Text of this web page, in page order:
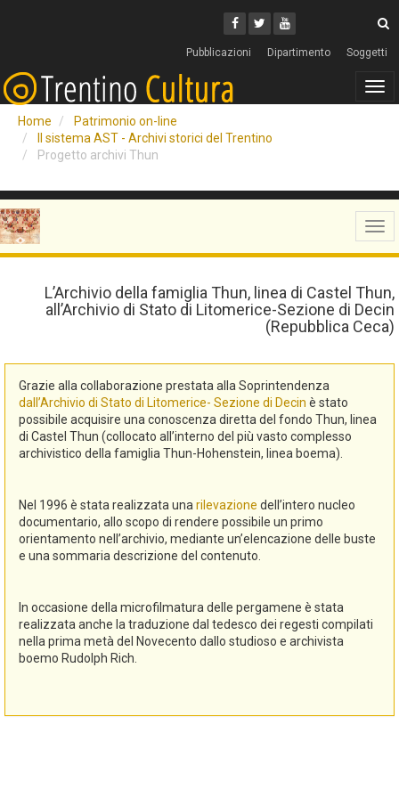
Facebook
Twitter
Youtube
Pubblicazioni Dipartimento Soggetti
Home
Patrimonio on-line
Il sistema AST - Archivi storici del Trentino
Progetto archivi Thun
L’Archivio della famiglia Thun, linea di Castel Thun,
all’Archivio di Stato di Litomerice-Sezione di Decin
(Repubblica Ceca)
Grazie alla collaborazione prestata alla Soprintendenza
dall’Archivio di Stato di Litomerice- Sezione di Decin è stato
possibile acquisire una conoscenza diretta del fondo Thun, linea
di Castel Thun (collocato all’interno del più vasto complesso
archivistico della famiglia Thun-Hohenstein, linea boema).
Nel 1996 è stata realizzata una rilevazione dell’intero nucleo
documentario, allo scopo di rendere possibile un primo
orientamento nell’archivio, mediante un’elencazione delle buste
e una sommaria descrizione del contenuto.
In occasione della microfilmatura delle pergamene è stata
realizzata anche la traduzione dal tedesco dei regesti compilati
nella prima metà del Novecento dallo studioso e archivista
boemo Rudolph Rich.